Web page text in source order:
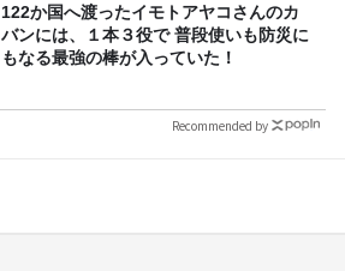
122か国へ渡ったイモトアヤコさんのカ
バンには、１本３役で 普段使いも防災に
もなる最強の棒が入っていた！
Recommended by